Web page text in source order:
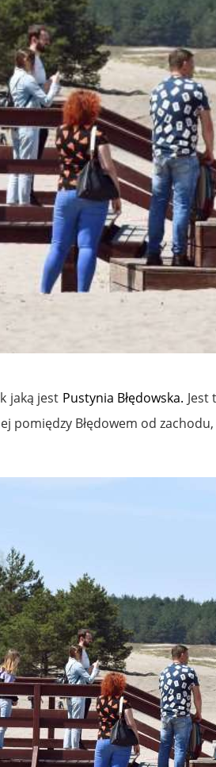
jaką jest Pustynia Błędowska.
pomiędzy Błędowem od